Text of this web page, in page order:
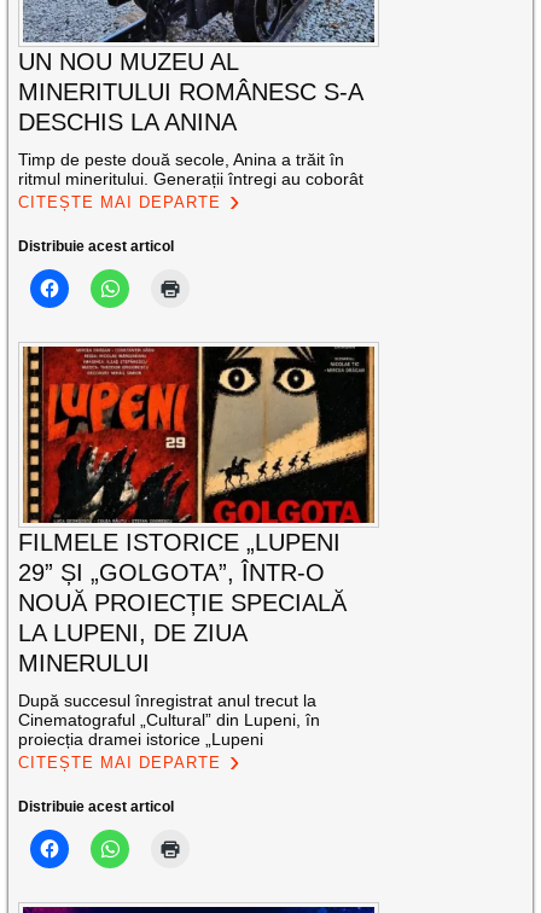
UN NOU MUZEU AL
MINERITULUI ROMÂNESC S-A
DESCHIS LA ANINA
Timp de peste două secole, Anina a trăit în
ritmul mineritului. Generații întregi au coborât
CITEȘTE MAI DEPARTE
Distribuie acest articol
FILMELE ISTORICE „LUPENI
29” ȘI „GOLGOTA”, ÎNTR-O
NOUĂ PROIECȚIE SPECIALĂ
LA LUPENI, DE ZIUA
MINERULUI
După succesul înregistrat anul trecut la
Cinematograful „Cultural” din Lupeni, în
proiecția dramei istorice „Lupeni
CITEȘTE MAI DEPARTE
Distribuie acest articol